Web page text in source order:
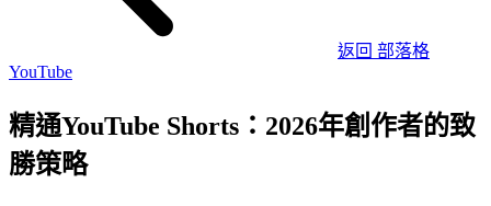
返回 部落格
YouTube
精通YouTube Shorts：2026年創作者的致
勝策略